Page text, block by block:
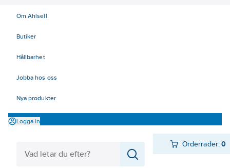
Om Ahlsell
Butiker
Hållbarhet
Jobba hos oss
Nya produkter
Logga in
Orderrader:0